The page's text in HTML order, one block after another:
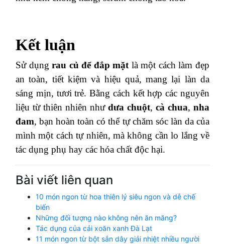
Kết luận
Sử dụngrau củ để đắp mặt là một cách làm đẹp
an toàn, tiết kiệm và hiệu quả, mang lại làn da
sáng mịn, tươi trẻ. Bằng cách kết hợp các nguyên
liệu từ thiên nhiên như dưa chuột, cà chua, nha
đam, bạn hoàn toàn có thể tự chăm sóc làn da của
mình một cách tự nhiên, mà không cần lo lắng về
tác dụng phụ hay các hóa chất độc hại.
Bài viết liên quan
10 món ngon từ hoa thiên lý siêu ngon và dễ chế
biến
Những đối tượng nào không nên ăn măng?
Tác dụng của cải xoăn xanh Đà Lạt
11 món ngon từ bột sắn dây giải nhiệt nhiều người